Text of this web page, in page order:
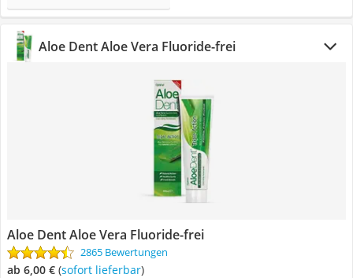
Aloe Dent Aloe Vera Fluoride-frei
Aloe Dent Aloe Vera Fluoride-frei
2865 Bewertungen
ab 6,00 € ( Sofort lieferbar)